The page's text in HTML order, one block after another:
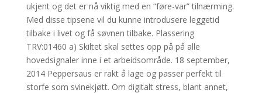
ukjent og det er nå viktig med en “føre-var” tilnærming.
Med disse tipsene vil du kunne introdusere leggetid
tilbake i livet og få søvnen tilbake. Plassering
TRV:01460 a) Skiltet skal settes opp på på alle
hovedsignaler inne i et arbeidsområde. 18 september,
2014 Peppersaus er rakt å lage og passer perfekt til
storfe som svinekjøtt. Om digitalt stress, blant annet,